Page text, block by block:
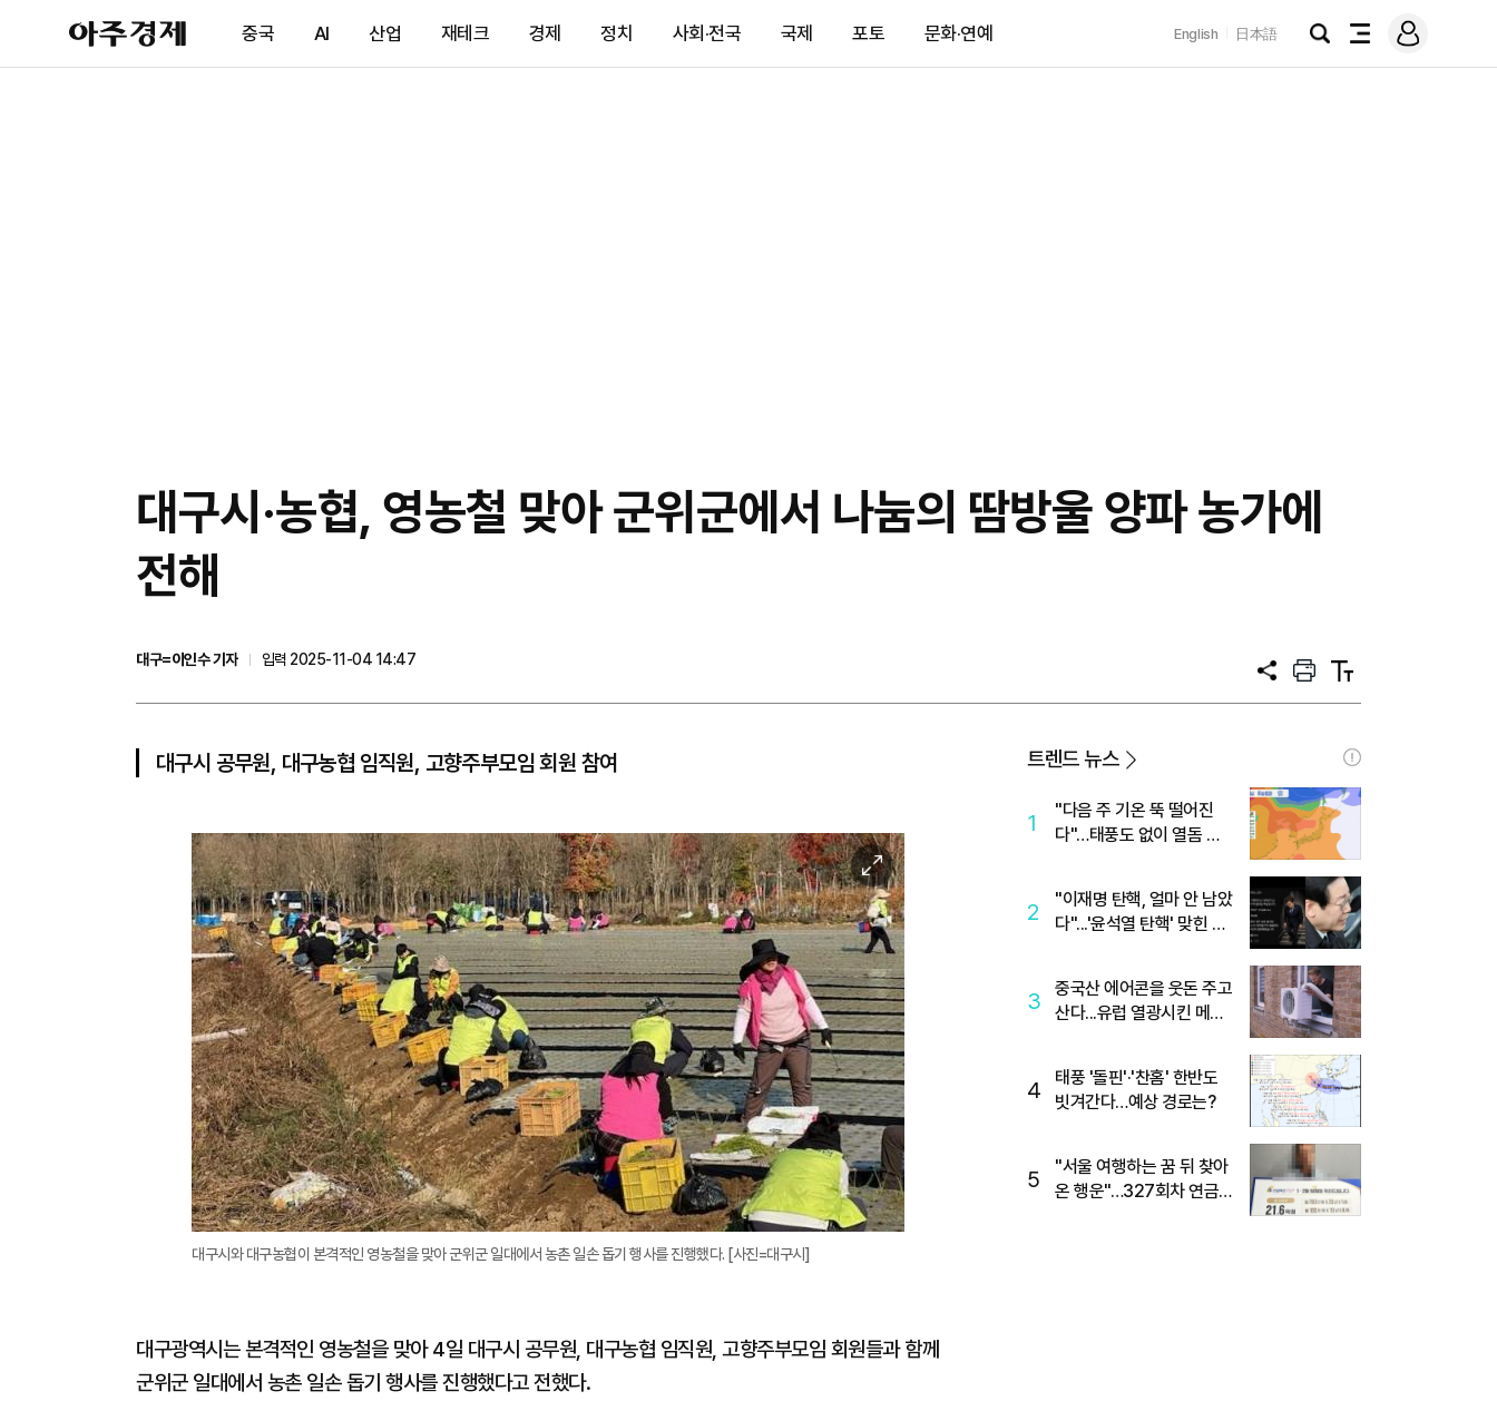
아
주
제
중국 AI 산업 재테크 경제 정치 사회·전국 국제 포토 문화·연예 English 日本語
검
전
메
그
대구시·농협, 영농철 맞아 군위군에서 나눔의 땀방울 양파 농가에
전해
대구=이인수 기자
입력 2025-11-04 14:47
공
프
트
텍
트
대구시 공무원, 대구농협 임직원, 고향주부모임 회원 참여
이
미
지
확
대
대구시와 대구농협이 본격적인 영농철을 맞아 군위군 일대에서 농촌 일손 돕기 행사를 진행했다. [사진=대구시]
대구광역시는 본격적인 영농철을 맞아 4일 대구시 공무원, 대구농협 임직원, 고향주부모임 회원들과 함께
군위군 일대에서 농촌 일손 돕기 행사를 진행했다고 전했다.
트렌드 뉴스
1
"다음 주 기온 뚝 떨어진
다"…태풍도 없이 열돔 박
2
"이재명 탄핵, 얼마 안 남았
다"...'윤석열 탄핵' 맞힌 무
3
중국산 에어콘을 웃돈 주고
산다...유럽 열광시킨 메이
4
태풍 '돌핀'·'찬홈' 한반도
빗겨간다…예상 경로는?
5
"서울 여행하는 꿈 뒤 찾아
온 행운"…327회차 연금